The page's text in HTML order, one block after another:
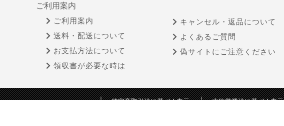
ご利用案内
ご利用案内
送料・配送について
お支払方法について
領収書が必要な時は
キャンセル・返品について
よくあるご質問
偽サイトにご注意ください
特定商取引法に基づく表示 古物営業法に基づく表示